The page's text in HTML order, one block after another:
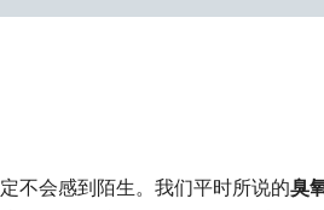
不会感到陌生。我们平时所说的臭